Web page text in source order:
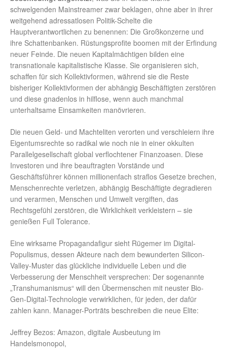
schwelgenden Mainstreamer zwar beklagen, ohne aber in ihrer
weitgehend adressatlosen Politik-Schelte die
Hauptverantwortlichen zu benennen: Die Großkonzerne und
ihre Schattenbanken. Rüstungsprofite boomen mit der Erfindung
neuer Feinde. Die neuen Kapitalmächtigen bilden eine
transnationale kapitalistische Klasse. Sie organisieren sich,
schaffen für sich Kollektivformen, während sie die Reste
bisheriger Kollektivformen der abhängig Beschäftigten zerstören
und diese gnadenlos in hilflose, wenn auch manchmal
unterhaltsame Einsamkeiten manövrieren.
Die neuen Geld- und Machteliten verorten und verschleiern ihre
Eigentumsrechte so radikal wie noch nie in einer okkulten
Parallelgesellschaft global verflochtener Finanzoasen. Diese
Investoren und ihre beauftragten Vorstände und
Geschäftsführer können millionenfach straflos Gesetze brechen,
Menschenrechte verletzen, abhängig Beschäftigte degradieren
und verarmen, Menschen und Umwelt vergiften, das
Rechtsgefühl zerstören, die Wirklichkeit verkleistern – sie
genießen Full Tolerance.
Eine wirksame Propagandafigur sieht Rügemer im Digital-
Populismus, dessen Akteure nach dem bewunderten Silicon-
Valley-Muster das glückliche individuelle Leben und die
Verbesserung der Menschheit versprechen: Der sogenannte
„Transhumanismus“ will den Übermenschen mit neuster Bio-
Gen-Digital-Technologie verwirklichen, für jeden, der dafür
zahlen kann. Manager-Porträts beschreiben die neue Elite:
Jeffrey Bezos: Amazon, digitale Ausbeutung im
Handelsmonopol,